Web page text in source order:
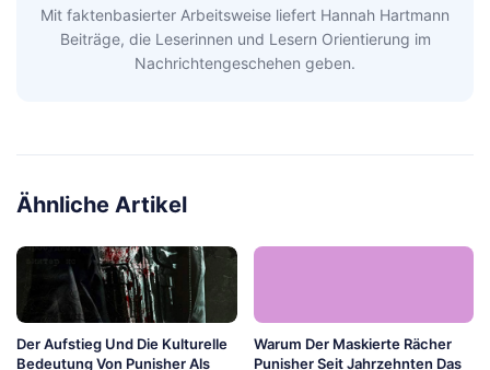
Mit faktenbasierter Arbeitsweise liefert Hannah Hartmann
Beiträge, die Leserinnen und Lesern Orientierung im
Nachrichtengeschehen geben.
Ähnliche Artikel
Der Aufstieg Und Die Kulturelle
Bedeutung Von Punisher Als
Warum Der Maskierte Rächer
Punisher Seit Jahrzehnten Das